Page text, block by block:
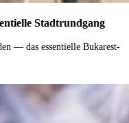
Stadtrundgang
— das essentielle Bukarest-